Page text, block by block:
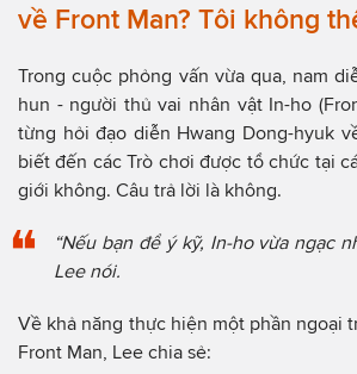
về Front Man? Tôi không
Trong cuộc phỏng vấn vừa qua, nam
hun - người thủ vai nhân vật In-ho
từng hỏi đạo diễn Hwang Dong-hyuk
biết đến các Trò chơi được tổ chức tại
giới không. Câu trả lời là không.
“Nếu bạn để ý kỹ, In-ho vừa ngạc
Lee nói.
Về khả năng thực hiện một phần ngoại
Front Man, Lee chia sẻ: